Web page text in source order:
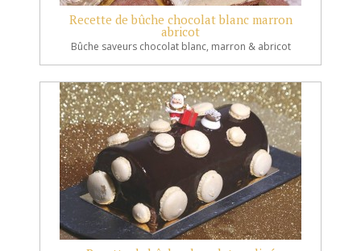
Recette de bûche chocolat blanc marron
abricot
Bûche saveurs chocolat blanc, marron & abricot